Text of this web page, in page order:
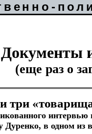
Документы
(еще раз о
три
интервью
Дуренко, в одном из